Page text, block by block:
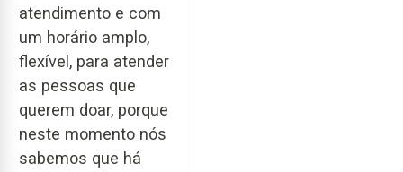
atendimento e com
um horário amplo,
flexível, para atender
as pessoas que
querem doar, porque
neste momento nós
sabemos que há